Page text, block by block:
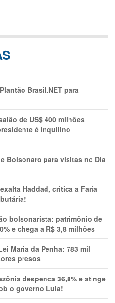
Brasil.NET para
de US$ 400 milhões
é inquilino
Bolsonaro para visitas no Dia
Haddad, critica a Faria
bolsonarista: patrimônio de
e chega a R$ 3,8 milhões
Maria da Penha: 783 mil
presos
despenca 36,8% e atinge
o governo Lula!